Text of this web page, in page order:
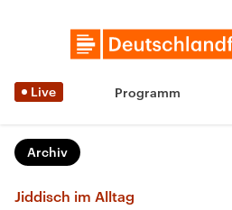
Live Programm
Archiv
Jiddisch im Alltag